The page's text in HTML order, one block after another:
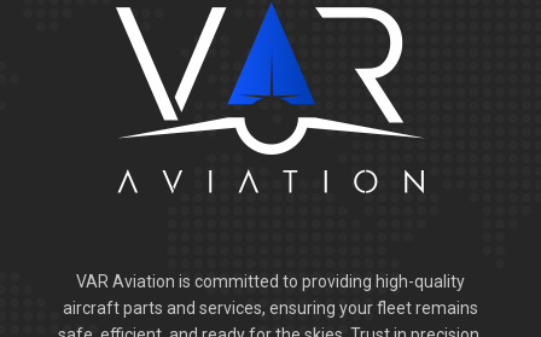
VAR Aviation is committed to providing high-quality
aircraft parts and services, ensuring your fleet remains